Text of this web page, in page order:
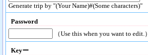
Generate trip by "(Your Name)#(Some characters)"
Password
（Use this when you want to edit.）
Keyー